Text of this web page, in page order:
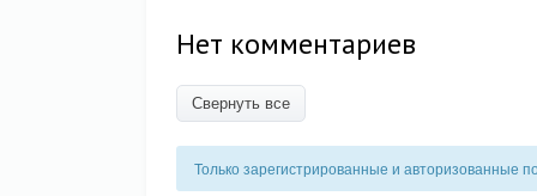
Нет комментариев
Свернуть все
Только зарегистрированные и авторизованные